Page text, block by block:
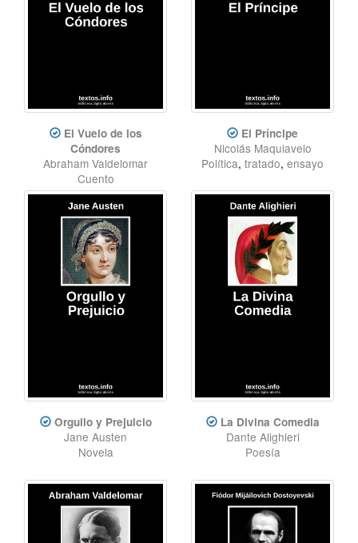
El Vuelo de los
Cóndores
Abraham Valdelomar
Cuento
El Príncipe
Nicolás Maquiavelo
Política, tratado, ensayo
Orgullo y Prejuicio
Jane Austen
Novela
La Divina Comedia
Dante Alighieri
Poesía